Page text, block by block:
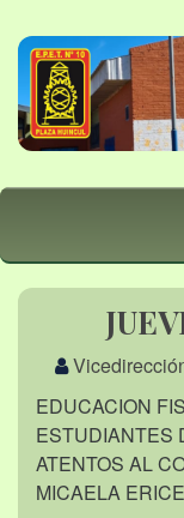
EDUCACION
ESTUDIANTES
ATENTOS AL
MICAELA